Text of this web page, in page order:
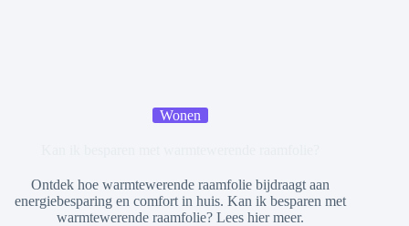
Wonen
Ontdek hoe warmtewerende raamfolie bijdraagt aan
energiebesparing en comfort in huis. Kan ik besparen met
warmtewerende raamfolie? Lees hier meer.